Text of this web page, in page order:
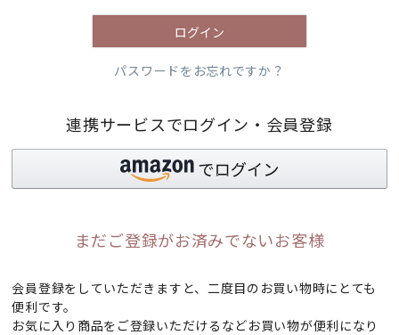
ログイン
パスワードをお忘れですか？
連携サービスでログイン・会員登録
まだご登録がお済みでないお客様
会員登録をしていただきますと、二度目のお買い物時にとても
便利です。
お気に入り商品をご登録いただけるなどお買い物が便利になり